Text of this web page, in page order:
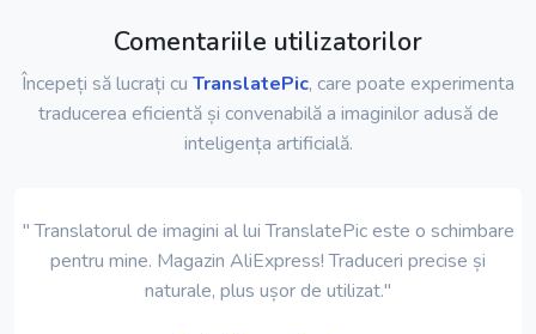
Comentariile utilizatorilor
Începeți să lucrați cu TranslatePic, care poate experimenta
traducerea eficientă și convenabilă a imaginilor adusă de
inteligența artificială.
" Translatorul de imagini al lui TranslatePic este o schimbare
pentru mine. Magazin AliExpress! Traduceri precise și
naturale, plus ușor de utilizat."